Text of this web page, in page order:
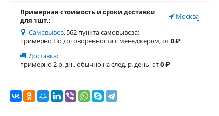
Примерная стоимость и сроки доставки
для 1шт.:
Москва
Самовывоз, 562 пункта самовывоза:
примерно По договорённости с менеджером, от0₽
Доставка:
примерно 2 р. дн., обычно на след. р. день, от0₽